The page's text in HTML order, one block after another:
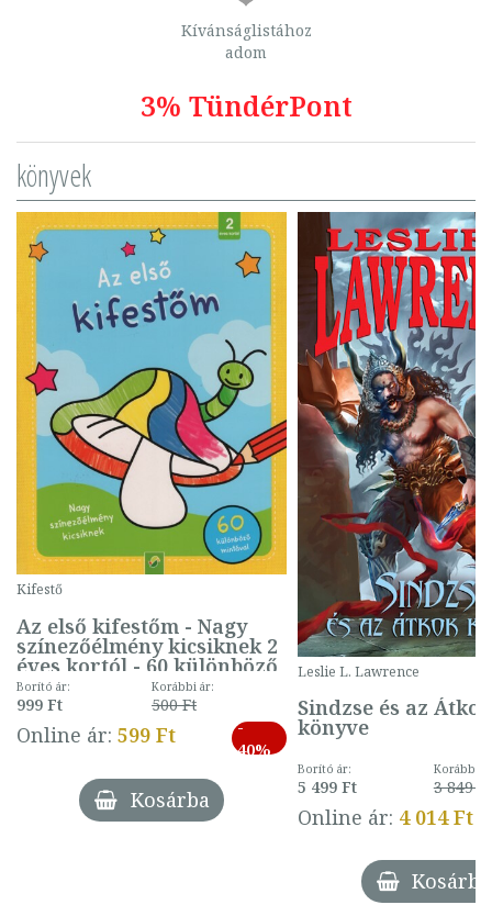
Kívánságlistához
adom
3% TündérPont
könyvek
Kifestő
Az első kifestőm - Nagy
színezőélmény kicsiknek 2
éves kortól - 60 különböző
mintával (gombás)
Borító ár:
999 Ft
Korábbi ár:
500 Ft
Online ár: 599 Ft
-
40%
Kosárba
Leslie L. Lawrence
Sindzse és az Átkok
könyve
Borító ár:
5 499 Ft
Korábbi
3 849 Ft
Online ár: 4 014 Ft
Kosárba